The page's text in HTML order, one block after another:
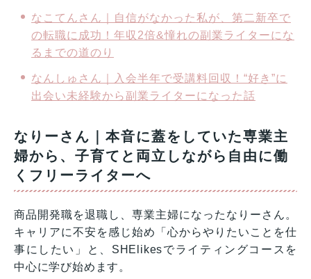
なこてんさん｜自信がなかった私が、第二新卒で
の転職に成功！年収2倍&憧れの副業ライターにな
るまでの道のり
なんしゅさん｜入会半年で受講料回収！“好き”に
出会い未経験から副業ライターになった話
なりーさん｜本音に蓋をしていた専業主
婦から、子育てと両立しながら自由に働
くフリーライターへ
商品開発職を退職し、専業主婦になったなりーさん。
キャリアに不安を感じ始め「心からやりたいことを仕
事にしたい」と、SHElikesでライティングコースを
中心に学び始めます。